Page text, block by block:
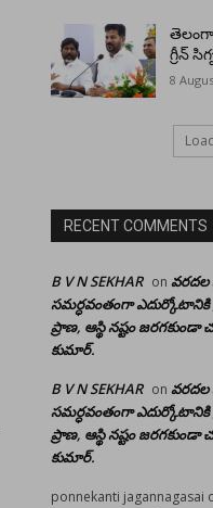
గ్రీన్
8
RECENT COMMENTS
B V N SEKHAR on వరదల
సమర్ధవంతంగా
ప్రాణ, ఆస్థి నష్టం జరగకుండా
కుమార్.
B V N SEKHAR on వరదల
సమర్ధవంతంగా
ప్రాణ, ఆస్థి నష్టం జరగకుండా
కుమార్.
ponnekanti jagannagasai